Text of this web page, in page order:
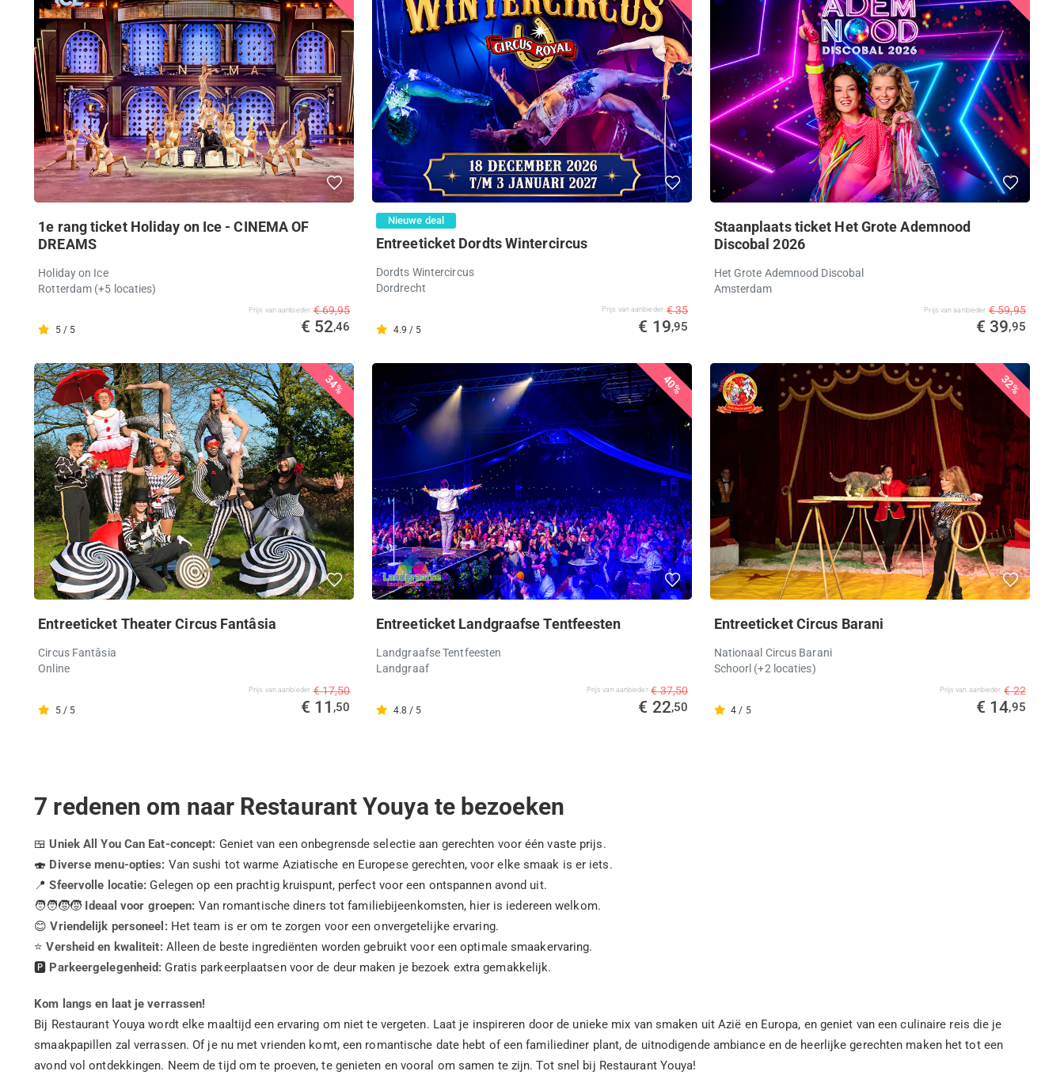
1e rang ticket Holiday on Ice - CINEMA OF
DREAMS
Holiday on Ice
Rotterdam (+5 locaties)
5 / 5
Prijs van aanbieder € 69,95
€ 52,46
Nieuwe deal
Entreeticket Dordts Wintercircus
Dordts Wintercircus
Dordrecht
4.9 / 5
Prijs van aanbieder € 35
€ 19,95
Staanplaats ticket Het Grote Ademnood
Discobal 2026
Het Grote Ademnood Discobal
Amsterdam
Prijs van aanbieder € 59,95
€ 39,95
34%
Entreeticket Theater Circus Fantâsia
Circus Fantâsia
Online
5 / 5
Prijs van aanbieder € 17,50
€ 11,50
40%
Entreeticket Landgraafse Tentfeesten
Landgraafse Tentfeesten
Landgraaf
4.8 / 5
Prijs van aanbieder € 37,50
€ 22,50
32%
Entreeticket Circus Barani
Nationaal Circus Barani
Schoorl (+2 locaties)
4 / 5
Prijs van aanbieder € 22
€ 14,95
7 redenen om naar Restaurant Youya te bezoeken
🍱Uniek All You Can Eat-concept: Geniet van een onbegrensde selectie aan gerechten voor één vaste prijs.
🍣 Diverse menu-opties: Van sushi tot warme Aziatische en Europese gerechten, voor elke smaak is er iets.
📍 Sfeervolle locatie: Gelegen op een prachtig kruispunt, perfect voor een ontspannen avond uit.
🧑‍🧑‍🧒‍🧒 Ideaal voor groepen: Van romantische diners tot familiebijeenkomsten, hier is iedereen welkom.
😊 Vriendelijk personeel:Het team is er om te zorgen voor een onvergetelijke ervaring.
⭐️Versheid en kwaliteit: Alleen de beste ingrediënten worden gebruikt voor een optimale smaakervaring.
🅿️ Parkeergelegenheid: Gratis parkeerplaatsen voor de deur maken je bezoek extra gemakkelijk.
Kom langs en laat je verrassen!
Bij Restaurant Youya wordt elke maaltijd een ervaring om niet te vergeten. Laat je inspireren door de unieke mix van smaken uit Azië en Europa, en geniet van een culinaire reis die je
smaakpapillen zal verrassen. Of je nu met vrienden komt, een romantische date hebt of een familiediner plant, de uitnodigende ambiance en de heerlijke gerechten maken het tot een
avond vol ontdekkingen. Neem de tijd om te proeven, te genieten en vooral om samen te zijn. Tot snel bij Restaurant Youya!